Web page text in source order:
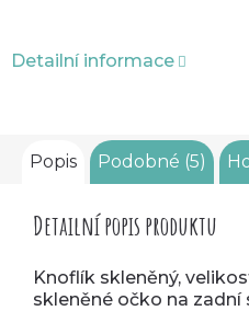
Detailní informace
Popis Podobné (5)
Detailní popis produktu
Knoflík skleněný,
skleněné očko na zadní